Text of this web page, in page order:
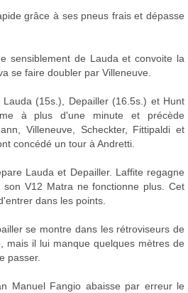
grâce à ses pneus frais et dépasse
sensiblement de Lauda et convoite la
se faire doubler par Villeneuve.
(15s.), Depailler (16.5s.) et Hunt
à plus d'une minute et précède
Villeneuve, Scheckter, Fittipaldi et
concédé un tour à Andretti.
Lauda et Depailler. Laffite regagne
V12 Matra ne fonctionne plus. Cet
dans les points.
se montre dans les rétroviseurs de
mais il lui manque quelques mètres de
passer.
Manuel Fangio abaisse par erreur le